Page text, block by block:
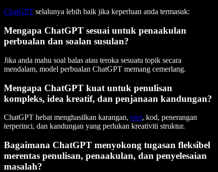
ChatGPT selalunya lebih baik jika keperluan anda termasuk:
Mengapa ChatGPT sesuai untuk penaakulan
perbualan dan soalan susulan?
Jika anda mahu soal balas atau teroka sesuatu topik secara
mendalam, model perbualan ChatGPT memang cemerlang.
Mengapa ChatGPT kuat untuk penulisan
kompleks, idea kreatif, dan penjanaan kandungan?
ChatGPT hebat menghasilkan karangan, esei, kod, penerangan
terperinci, dan kandungan yang perlukan kreativiti struktur.
Bagaimana ChatGPT menyokong tugasan fleksibel
merentas penulisan, penaakulan, dan penyelesaian
masalah?